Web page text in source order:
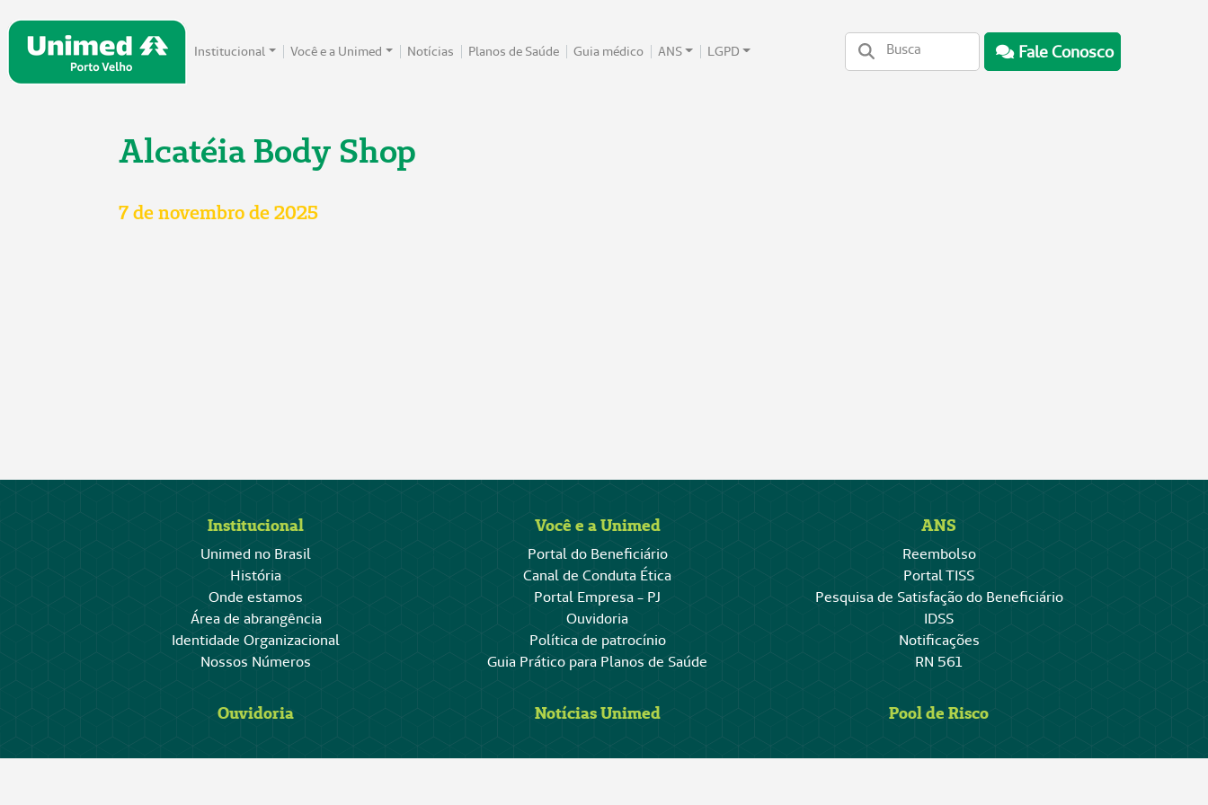
Institucional Você e a Unimed Notícias Planos de Saúde Guia médico ANS LGPD Fale Conosco
Alcatéia Body Shop
7 de novembro de 2025
Institucional
Unimed no Brasil
História
Onde estamos
Área de abrangência
Identidade Organizacional
Nossos Números
Você e a Unimed
Portal do Beneficiário
Canal de Conduta Ética
Portal Empresa - PJ
Ouvidoria
Política de patrocínio
Guia Prático para Planos de Saúde
ANS
Reembolso
Portal TISS
Pesquisa de Satisfação do Beneficiário
IDSS
Notificações
RN 561
Ouvidoria Notícias Unimed Pool de Risco